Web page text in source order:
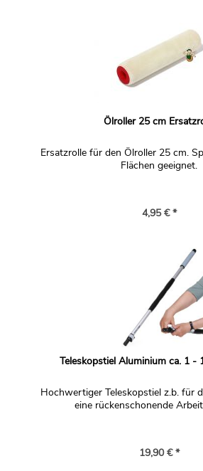
Ölroller 25 cm
Ersatzrolle für den Ölroller 25 cm.
Flächen geeignet.
4,95 € *
Teleskopstiel Aluminium ca. 1 -
Hochwertiger Teleskopstiel z.b. für
eine rückenschonende
19,90 € *